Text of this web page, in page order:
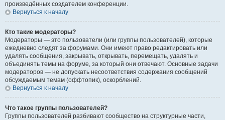
произведённых создателем конференции.
Вернуться к началу
Кто такие модераторы?
Модераторы — это пользователи (или группы пользователей), которые
ежедневно следят за форумами. Они имеют право редактировать или
удалять сообщения, закрывать, открывать, перемещать, удалять и
объединять темы на форуме, за который они отвечают. Основные задачи
модераторов — не допускать несоответствия содержания сообщений
обсуждаемым темам (оффтопик), оскорблений.
Вернуться к началу
Что такое группы пользователей?
Группы пользователей разбивают сообщество на структурные части,